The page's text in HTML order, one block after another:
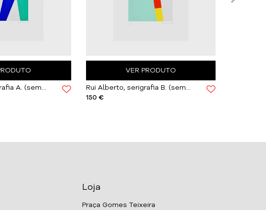
Rui Alberto, serigrafia A. (sem título) | Com Moldura
VER PRODUTO
Rui Alberto, serigrafia B. (sem título) | Sem Moldura
150 €
Loja
Praça Gomes Teixeira